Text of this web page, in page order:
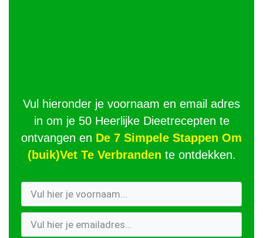
Vul hieronder je voornaam en email adres
in om je 50 Heerlijke Dieetrecepten te
ontvangen en De 7 Simpele Stappen Om
(buik)Vet Te Verbranden te ontdekken.